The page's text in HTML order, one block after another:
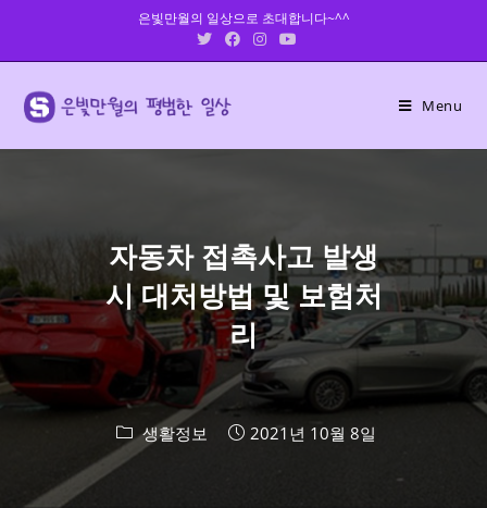
content
은빛만월의 일상으로 초대합니다~^^
Menu
자동차 접촉사고 발생
시 대처방법 및 보험처
리
생활정보 2021년 10월 8일